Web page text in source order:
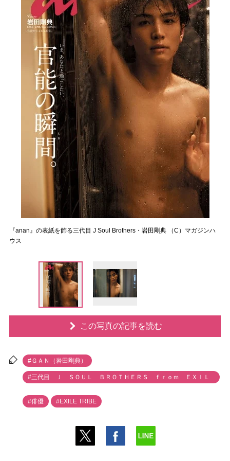
『anan』の表紙を飾る三代目 J Soul Brothers・岩田剛典 （C）マガジンハ
ウス
この写真の記事を読む
#ＧＡＮ（岩田剛典）
#三代目 Ｊ ＳＯＵＬ ＢＲＯＴＨＥＲＳ ｆｒｏｍ ＥＸＩＬ
#俳優
#EXILE TRIBE